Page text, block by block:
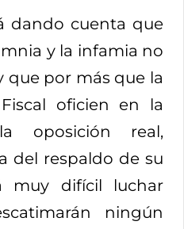
dando cuenta que
y la infamia no
que por más que la
oficien en la
oposición real,
del respaldo de su
muy difícil luchar
ningún